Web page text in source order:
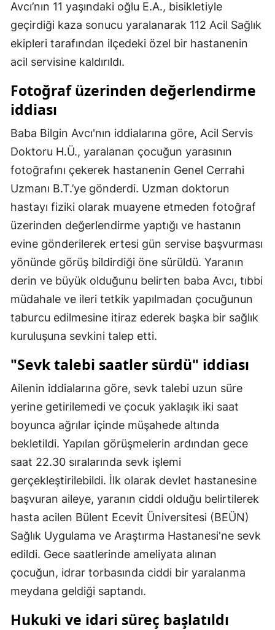
Avcı’nın 11 yaşındaki oğlu E.A., bisikletiyle
geçirdiği kaza sonucu yaralanarak 112 Acil Sağlık
ekipleri tarafından ilçedeki özel bir hastanenin
acil servisine kaldırıldı.
Fotoğraf üzerinden değerlendirme
iddiası
Baba Bilgin Avcı'nın iddialarına göre, Acil Servis
Doktoru H.Ü., yaralanan çocuğun yarasının
fotoğrafını çekerek hastanenin Genel Cerrahi
Uzmanı B.T.’ye gönderdi. Uzman doktorun
hastayı fiziki olarak muayene etmeden fotoğraf
üzerinden değerlendirme yaptığı ve hastanın
evine gönderilerek ertesi gün servise başvurması
yönünde görüş bildirdiği öne sürüldü. Yaranın
derin ve büyük olduğunu belirten baba Avcı, tıbbi
müdahale ve ileri tetkik yapılmadan çocuğunun
taburcu edilmesine itiraz ederek başka bir sağlık
kuruluşuna sevkini talep etti.
"Sevk talebi saatler sürdü" iddiası
Ailenin iddialarına göre, sevk talebi uzun süre
yerine getirilemedi ve çocuk yaklaşık iki saat
boyunca ağrılar içinde müşahede altında
bekletildi. Yapılan görüşmelerin ardından gece
saat 22.30 sıralarında sevk işlemi
gerçekleştirilebildi. İlk olarak devlet hastanesine
başvuran aileye, yaranın ciddi olduğu belirtilerek
hasta acilen Bülent Ecevit Üniversitesi (BEÜN)
Sağlık Uygulama ve Araştırma Hastanesi'ne sevk
edildi. Gece saatlerinde ameliyata alınan
çocuğun, idrar torbasında ciddi bir yaralanma
meydana geldiği saptandı.
Hukuki ve idari süreç başlatıldı